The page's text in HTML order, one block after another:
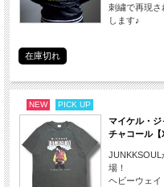
刺繍で再現
します♪
在庫切れ
NEW PICK UP
マイケル・
チャコール【
JUNKKSOUL
場！
ヘビーウェ